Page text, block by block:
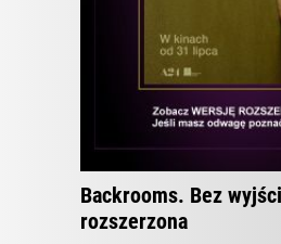
Backrooms. Bez
rozszerzona
ZOBACZ